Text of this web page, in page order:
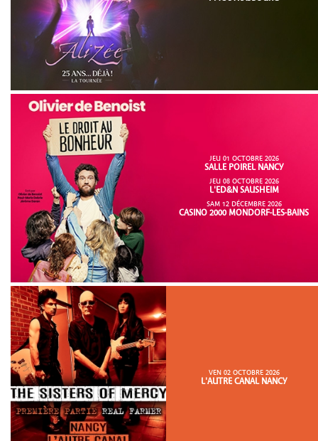
JEU 01 OCTOBRE 2026
SALLE POIREL NANCY
JEU 08 OCTOBRE 2026
L'ED&N SAUSHEIM
SAM 12 DÉCEMBRE 2026
CASINO 2000 MONDORF-LES-BAINS
VEN 02 OCTOBRE 2026
L'AUTRE CANAL NANCY